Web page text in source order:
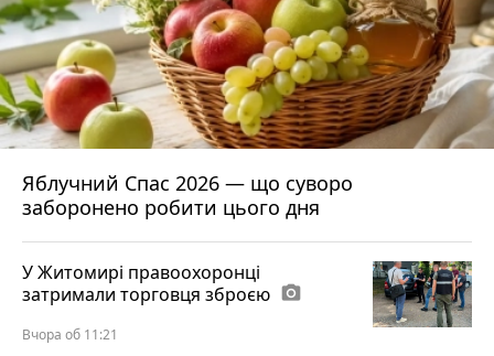
Яблучний Спас 2026 — що суворо
заборонено робити цього дня
У Житомирі правоохоронці
затримали торговця зброєю photo_camera
Вчора об 11:21